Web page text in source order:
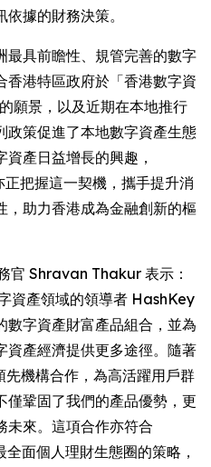
據的財務決策。
最具前瞻性、規管完善的數字
香港特區政府於「香港數字資
願景，以及近期在本地推行
政策促進了本地數字資產生態
產日益增長的興趣，
把握這一契機，攜手提升消
，助力香港成為金融創新的樞
官 Shravan Thakur 表示：
資產領域的領導者 HashKey
數字資產財富產品組合，並為
資產經濟提供更多途徑。隨著
機構合作，為高活躍用戶群
僅鞏固了我們的產品優勢，更
未來。這項合作亦符合
面個人理財生態圈的策略，